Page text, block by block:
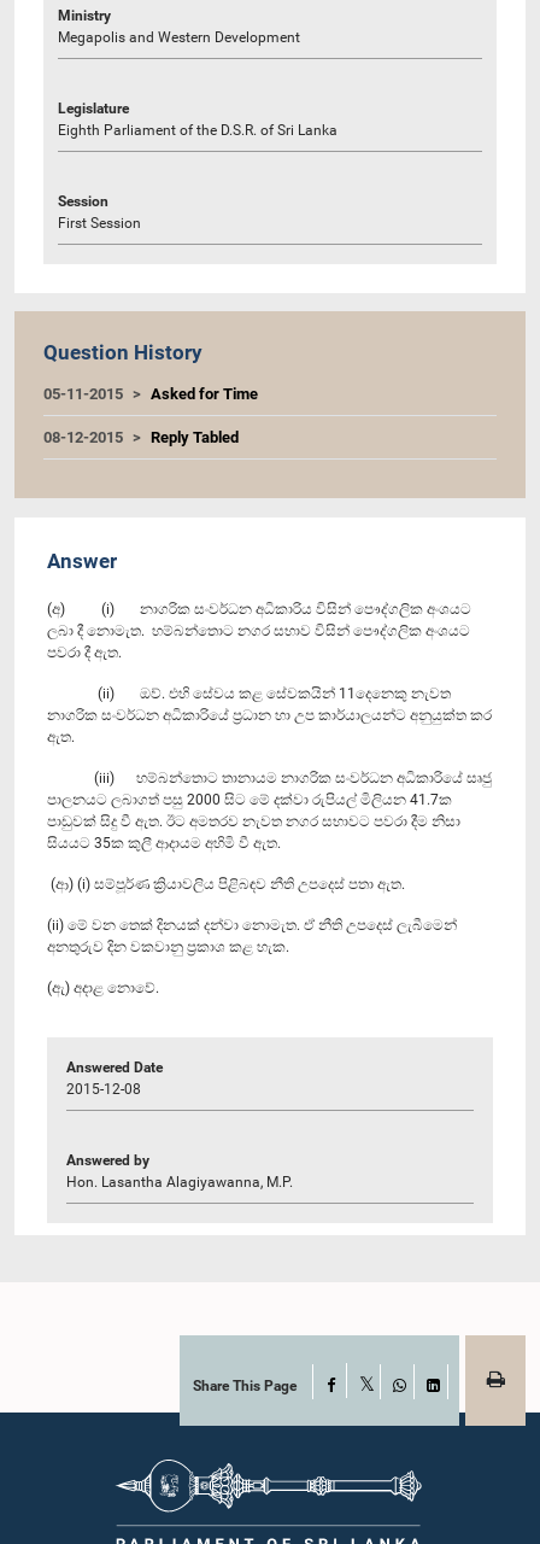
Ministry
Megapolis and Western Development
Legislature
Eighth Parliament of the D.S.R. of Sri Lanka
Session
First Session
Question History
05-11-2015 Asked for Time
08-12-2015 Reply Tabled
Answer
(අ) (i) නාගරික සංවර්ධන අධිකාරිය විසින් පෞද්ගලික අංශයට
ලබා දී නොමැත. හම්බන්තොට නගර සභාව විසින් පෞද්ගලික අංශයට
පවරා දී ඇත.
(ii) ඔව්. එහි සේවය කළ සේවකයින් 11දෙනෙකු නැවත
නාගරික සංවර්ධන අධිකාරියේ ප්‍රධාන හා උප කාර්යාලයන්ට අනුයුක්ත කර
ඇත.
(iii) හම්බන්තොට තානායම නාගරික සංවර්ධන අධිකාරියේ සෘජු
පාලනයට ලබාගත් පසු 2000 සිට මේ දක්වා රුපියල් මිලියන 41.7ක
පාඩුවක් සිදු වී ඇත. ඊට අමතරව නැවත නගර සභාවට පවරා දීම නිසා
සියයට 35ක කුලී ආදායම අහිමි වී ඇත.
(ආ) (i) සම්පූර්ණ ක්‍රියාවලිය පිළිබඳව නීති උපදෙස් පතා ඇත.
(ii) මේ වන තෙක් දිනයක් දන්වා නොමැත. ඒ නීති උපදෙස් ලැබීමෙන්
අනතුරුව දින වකවානු ප්‍රකාශ කළ හැක.
(ඇ) අදාළ නොවේ.
Answered Date
2015-12-08
Answered by
Hon. Lasantha Alagiyawanna, M.P.
Share This Page Facebook
WhatsAppLinkedIn